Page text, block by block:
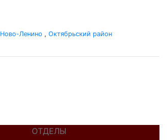
Ново-Ленино , Октябрьский район
ОТДЕЛЫ